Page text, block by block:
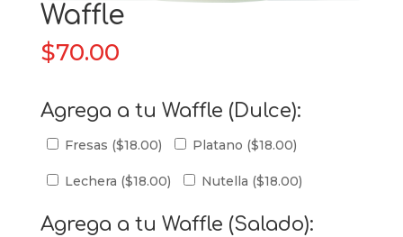
Waffle
$70.00
Agrega a tu Waffle (Dulce):
Fresas ($18.00) Platano ($18.00)
Lechera ($18.00) Nutella ($18.00)
Agrega a tu Waffle (Salado):